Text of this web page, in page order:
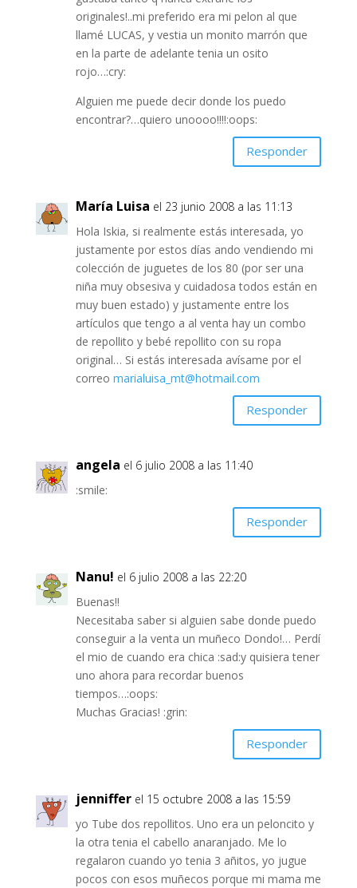
originales!..mi preferido era mi pelon al que
llamé LUCAS, y vestia un monito marrón que
en la parte de adelante tenia un osito
rojo…:cry:
Alguien me puede decir donde los puedo
encontrar?…quiero unoooo!!!!:oops:
Responder
María Luisa el 23 junio 2008 a las 11:13
Hola Iskia, si realmente estás interesada, yo
justamente por estos días ando vendiendo mi
colección de juguetes de los 80 (por ser una
niña muy obsesiva y cuidadosa todos están en
muy buen estado) y justamente entre los
artículos que tengo a al venta hay un combo
de repollito y bebé repollito con su ropa
original… Si estás interesada avísame por el
correo marialuisa_mt@hotmail.com
Responder
angela el 6 julio 2008 a las 11:40
:smile:
Responder
Nanu! el 6 julio 2008 a las 22:20
Buenas!!
Necesitaba saber si alguien sabe donde puedo
conseguir a la venta un muñeco Dondo!… Perdí
el mio de cuando era chica :sad:y quisiera tener
uno ahora para recordar buenos
tiempos…:oops:
Muchas Gracias! :grin:
Responder
jenniffer el 15 octubre 2008 a las 15:59
yo Tube dos repollitos. Uno era un peloncito y
la otra tenia el cabello anaranjado. Me lo
regalaron cuando yo tenia 3 añitos, yo jugue
pocos con esos muñecos porque mi mama me